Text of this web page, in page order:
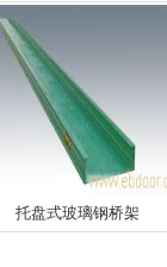
托盘式玻璃钢桥架